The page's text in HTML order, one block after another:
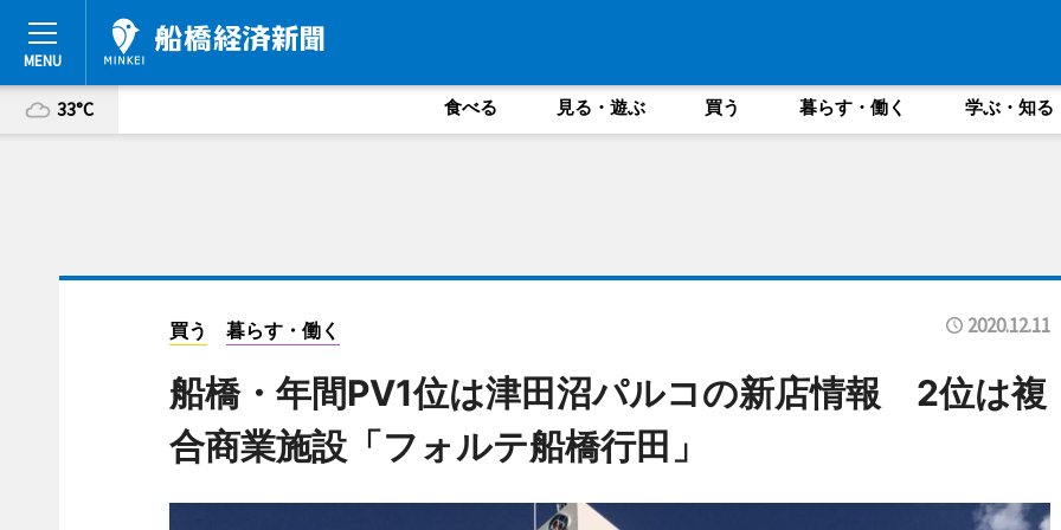
33°C 食べる 見る・遊ぶ 買う 暮らす・働く 学ぶ・知る
買う 暮らす・働く 2020.12.11
船橋・年間PV1位は津田沼パルコの新店情報 2位は複
合商業施設「フォルテ船橋行田」